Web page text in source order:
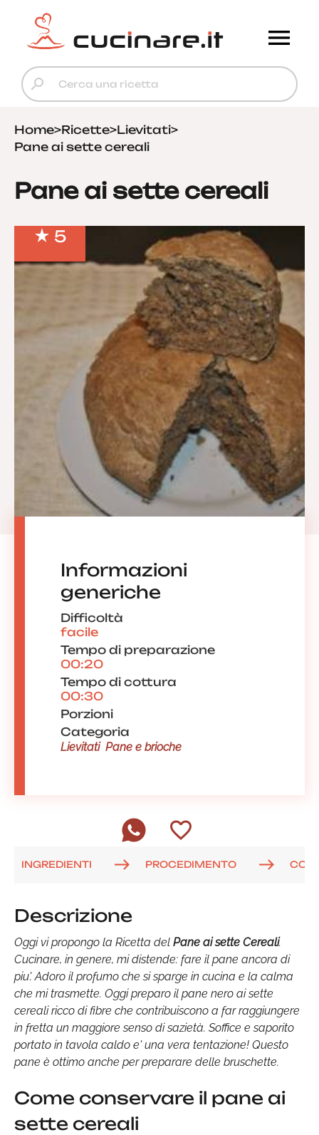
Home>Ricette>Lievitati>
Pane ai sette cereali
Pane ai sette cereali
5
Informazioni
generiche
Difficoltà
facile
Tempo di preparazione
00:20
Tempo di cottura
00:30
Porzioni
Categoria
Lievitati Pane e brioche
INGREDIENTI PROCEDIMENTO
Descrizione
Oggi vi propongo la Ricetta del Pane ai sette Cereali.
Cucinare, in genere, mi distende: fare il pane ancora di
piu'. Adoro il profumo che si sparge in cucina e la calma
che mi trasmette. Oggi preparo il pane nero ai sette
cereali ricco di fibre che contribuiscono a far raggiungere
in fretta un maggiore senso di sazietà. Soffice e saporito
portato in tavola caldo e' una vera tentazione! Questo
pane è ottimo anche per preparare delle bruschette.
Come conservare il pane ai
sette cereali